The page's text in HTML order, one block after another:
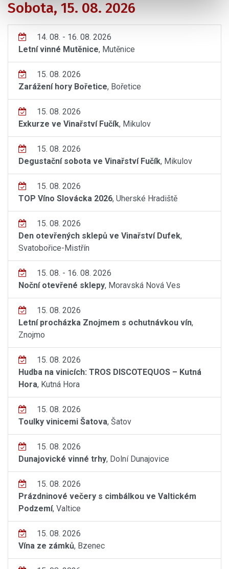
Sobota, 15. 08. 2026
14. 08. - 16. 08. 2026
Letní vinné Mutěnice, Mutěnice
15. 08. 2026
Zarážení hory Bořetice, Bořetice
15. 08. 2026
Exkurze ve Vinařství Fučík, Mikulov
15. 08. 2026
Degustační sobota ve Vinařství Fučík, Mikulov
15. 08. 2026
TOP Víno Slovácka 2026, Uherské Hradiště
15. 08. 2026
Den otevřených sklepů ve Vinařství Dufek,
Svatobořice-Mistřín
15. 08. - 16. 08. 2026
Noční otevřené sklepy, Moravská Nová Ves
15. 08. 2026
Letní procházka Znojmem s ochutnávkou vín,
Znojmo
15. 08. 2026
Hudba na vinicích: TROS DISCOTEQUOS – Kutná
Hora, Kutná Hora
15. 08. 2026
Toulky vinicemi Šatova, Šatov
15. 08. 2026
Dunajovické vinné trhy, Dolní Dunajovice
15. 08. 2026
Prázdninové večery s cimbálkou ve Valtickém
Podzemí, Valtice
15. 08. 2026
Vína ze zámků, Bzenec